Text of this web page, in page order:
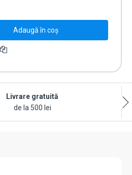
Adaugă în coș
Livrare gratuită
de la 500 lei